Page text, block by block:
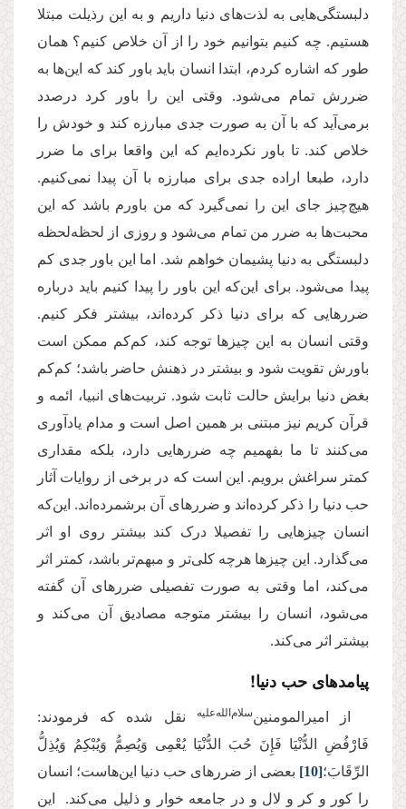
دلبستگی‌هایی به لذت‌های دنیا داریم و به این رذیلت مبتلا
هستیم. چه کنیم بتوانیم خود را از آن خلاص کنیم؟ همان
طور که اشاره کردم، ابتدا انسان باید باور کند که این‌ها به
ضررش تمام می‌شود. وقتی این را باور کرد درصدد
برمی‌آید که با آن به صورت جدی مبارزه کند و خودش را
خلاص کند. تا باور نکرده‌ایم که این واقعا برای ما ضرر
دارد، طبعا اراده جدی برای مبارزه با آن پیدا نمی‌کنیم.
هیچ‌چیز جای این را نمی‌گیرد که من باورم باشد که این
محبت‌ها به ضرر من تمام می‌شود و روزی از لحظه‌لحظه
دلبستگی به دنیا پشیمان خواهم شد. اما این باور جدی کم
پیدا می‌شود. برای این‌که این باور را پیدا کنیم باید درباره
ضررهایی که برای دنیا ذکر کرده‌اند، بیشتر فکر کنیم.
وقتی انسان به این چیزها توجه کند، کم‌کم ممکن است
باورش تقویت شود و بیشتر در ذهنش حاضر باشد؛ کم‌کم
بغض دنیا برایش حالت ثابت شود. تربیت‌های انبیا، ائمه و
قرآن کریم نیز مبتنی بر همین اصل است و مدام یادآوری
می‌کنند تا ما بفهمیم چه ضررهایی دارد، بلکه مقداری
کمتر سراغش برویم. این است که در برخی از روایات آثار
حب دنیا را ذکر کرده‌اند و ضررهای آن برشمرده‌اند. این‌که
انسان چیزهایی را تفصیلا درک کند بیشتر روی او اثر
می‌گذارد. این چیزها هرچه کلی‌تر و مبهم‌تر باشد، کمتر اثر
می‌کند، اما وقتی به صورت تفصیلی ضررهای آن گفته
می‌شود، انسان را بیشتر متوجه مصادیق آن می‌کند و
بیشتر اثر می‌کند.
پیامدهای حب دنیا!
از امیرالمومنین‌سلام‌الله‌علیه
نقل شده که فرمودند:
فَارْفُضِ الدُّنْیَا فَإِنَ‏ حُبَ‏ الدُّنْیَا یُعْمِی وَیُصِمُّ وَیُبْكِمُ وَیُذِلُّ
الرِّقَابَ؛[10] بعضی از ضررهای حب دنیا این‌هاست؛ انسان
را کور و کر و لال و در جامعه خوار و ذلیل‌ می‌کند. این